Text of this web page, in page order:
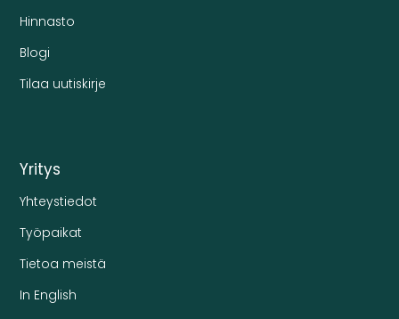
Hinnasto
Blogi
Tilaa uutiskirje
Yritys
Yhteystiedot
Työpaikat
Tietoa meistä
In English